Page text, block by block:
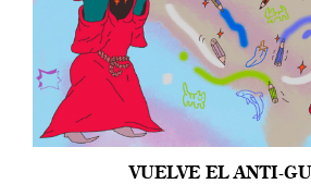
VUELVE EL ANTI-